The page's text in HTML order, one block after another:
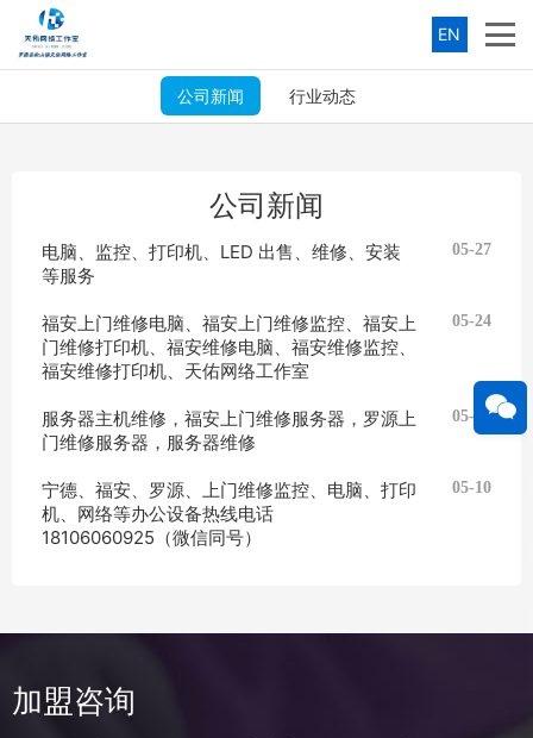
EN
公司新闻 行业动态
公司新闻
电脑、监控、打印机、LED 出售、维修、安装
等服务
05-27
福安上门维修电脑、福安上门维修监控、福安上
门维修打印机、福安维修电脑、福安维修监控、
福安维修打印机、天佑网络工作室
05-24
服务器主机维修，福安上门维修服务器，罗源上
门维修服务器，服务器维修
05-21
宁德、福安、罗源、上门维修监控、电脑、打印
机、网络等办公设备热线电话
18106060925（微信同号）
05-10
加盟咨询